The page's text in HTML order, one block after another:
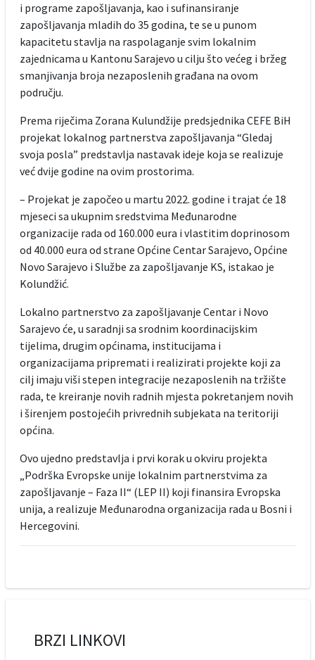
i programe zapošljavanja, kao i sufinansiranje
zapošljavanja mladih do 35 godina, te se u punom
kapacitetu stavlja na raspolaganje svim lokalnim
zajednicama u Kantonu Sarajevo u cilju što većeg i bržeg
smanjivanja broja nezaposlenih građana na ovom
području.
Prema riječima Zorana Kulundžije predsjednika CEFE BiH
projekat lokalnog partnerstva zapošljavanja “Gledaj
svoja posla” predstavlja nastavak ideje koja se realizuje
već dvije godine na ovim prostorima.
– Projekat je započeo u martu 2022. godine i trajat će 18
mjeseci sa ukupnim sredstvima Međunarodne
organizacije rada od 160.000 eura i vlastitim doprinosom
od 40.000 eura od strane Općine Centar Sarajevo, Općine
Novo Sarajevo i Službe za zapošljavanje KS, istakao je
Kolundžić.
Lokalno partnerstvo za zapošljavanje Centar i Novo
Sarajevo će, u saradnji sa srodnim koordinacijskim
tijelima, drugim općinama, institucijama i
organizacijama pripremati i realizirati projekte koji za
cilj imaju viši stepen integracije nezaposlenih na tržište
rada, te kreiranje novih radnih mjesta pokretanjem novih
i širenjem postojećih privrednih subjekata na teritoriji
općina.
Ovo ujedno predstavlja i prvi korak u okviru projekta
„Podrška Evropske unije lokalnim partnerstvima za
zapošljavanje – Faza II“ (LEP II) koji finansira Evropska
unija, a realizuje Međunarodna organizacija rada u Bosni i
Hercegovini.
BRZI LINKOVI